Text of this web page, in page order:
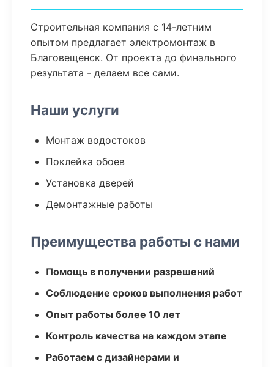
Строительная компания с 14-летним
опытом предлагает электромонтаж в
Благовещенск. От проекта до финального
результата - делаем все сами.
Наши услуги
Монтаж водостоков
Поклейка обоев
Установка дверей
Демонтажные работы
Преимущества работы с нами
Помощь в получении разрешений
Соблюдение сроков выполнения работ
Опыт работы более 10 лет
Контроль качества на каждом этапе
Работаем с дизайнерами и